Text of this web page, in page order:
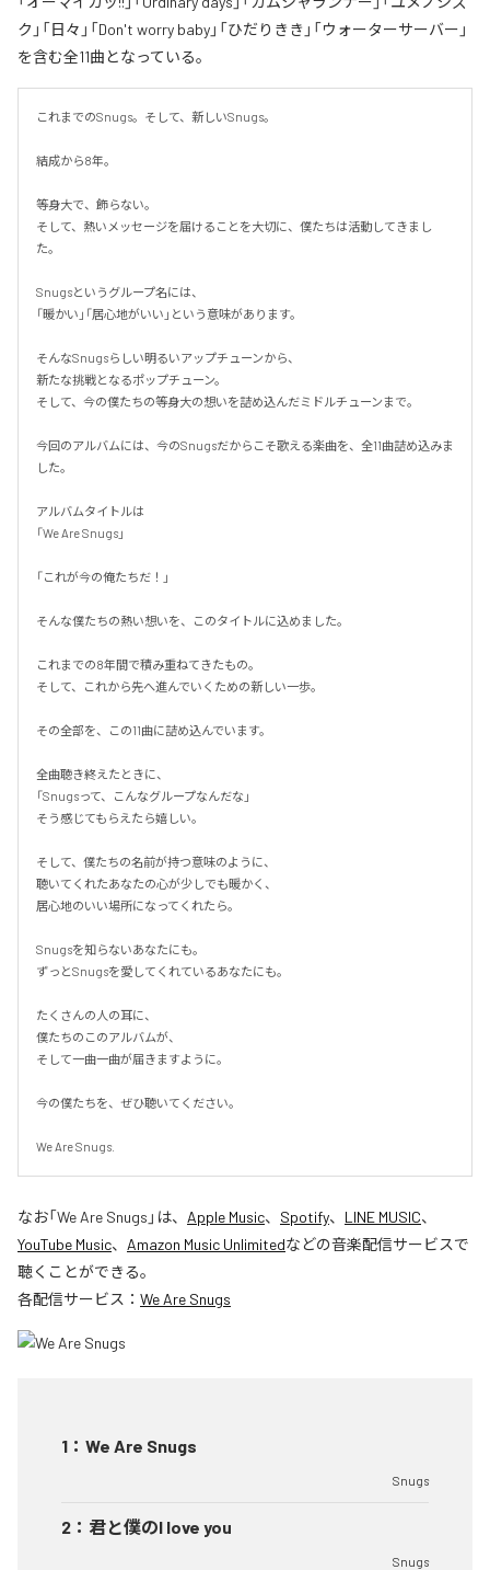
ク」「日々」「Don't worry baby」「ひだりきき」「ウォーターサーバー」
を含む全11曲となっている。
これまでのSnugs。そして、新しいSnugs。
結成から8年。
等身大で、飾らない。
そして、熱いメッセージを届けることを大切に、僕たちは活動してきまし
た。
Snugsというグループ名には、
「暖かい」「居心地がいい」という意味があります。
そんなSnugsらしい明るいアップチューンから、
新たな挑戦となるポップチューン。
そして、今の僕たちの等身大の想いを詰め込んだミドルチューンまで。
今回のアルバムには、今のSnugsだからこそ歌える楽曲を、全11曲詰め込みま
した。
アルバムタイトルは
「We Are Snugs」
「これが今の俺たちだ！」
そんな僕たちの熱い想いを、このタイトルに込めました。
これまでの8年間で積み重ねてきたもの。
そして、これから先へ進んでいくための新しい一歩。
その全部を、この11曲に詰め込んでいます。
全曲聴き終えたときに、
「Snugsって、こんなグループなんだな」
そう感じてもらえたら嬉しい。
そして、僕たちの名前が持つ意味のように、
聴いてくれたあなたの心が少しでも暖かく、
居心地のいい場所になってくれたら。
Snugsを知らないあなたにも。
ずっとSnugsを愛してくれているあなたにも。
たくさんの人の耳に、
僕たちのこのアルバムが、
そして一曲一曲が届きますように。
今の僕たちを、ぜひ聴いてください。
We Are Snugs.
なお「We Are Snugs 」は、 Apple Music、 Spotify、 LINE MUSIC、
YouTube Music、 Amazon Music Unlimitedなどの音楽配信サービスで
聴くことができる。
各配信サービス： We Are Snugs
1 ： We Are Snugs
Snugs
2 ： 君と僕のI love you
Snugs